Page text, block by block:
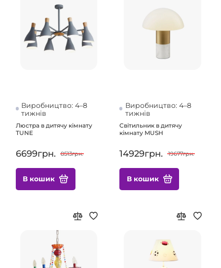
Виробництво: 4–8
тижнів
Люстра в дитячу кімнату
TUNE
6699грн. 8513грн.
В кошик
Виробництво: 4–8
тижнів
Світильник в дитячу
кімнату MUSH
14929грн. 19677грн.
В кошик